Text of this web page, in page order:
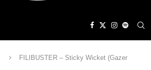
FILIBUSTER – Sticky Wicket (Gazer